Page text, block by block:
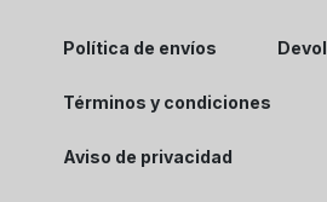
Política de envíos
Términos y condiciones
Aviso de privacidad